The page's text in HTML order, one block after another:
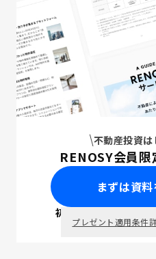
不動産投資
RENOSY会員限
まずは資
初回面談で
プレゼント適用条件